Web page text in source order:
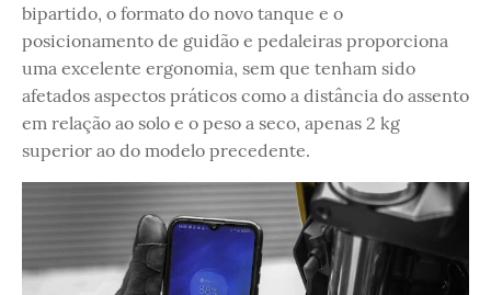
bipartido, o formato do novo tanque e o
posicionamento de guidão e pedaleiras proporciona
uma excelente ergonomia, sem que tenham sido
afetados aspectos práticos como a distância do assento
em relação ao solo e o peso a seco, apenas 2 kg
superior ao do modelo precedente.